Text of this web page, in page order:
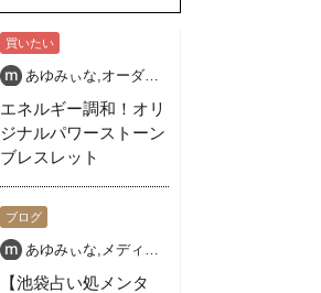
買いたい
あゆみぃな オーダー天然石ブレス
エネルギー調和！オリ
ジナルパワーストーン
ブレスレット
ブログ
あゆみぃな メディア出演OK
【池袋占い処メンタ